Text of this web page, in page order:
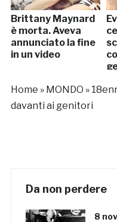
Brittany Maynard
è morta. Aveva
annunciato la fine
in un video
Home » MONDO »
davanti ai genitori
Da non perdere
8